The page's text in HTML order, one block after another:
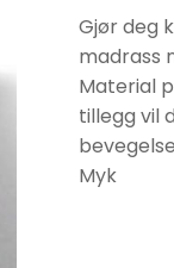
Gjør deg
madrass
Material
tillegg vil
Myk